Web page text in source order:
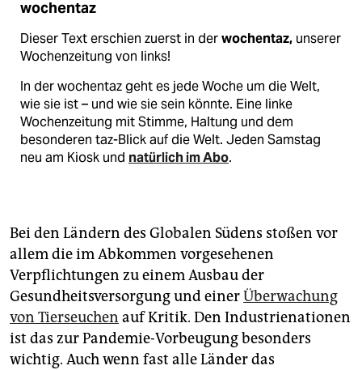
wochentaz
Dieser Text erschien zuerst in derwochentaz, unserer
Wochenzeitung von links!
In der wochentaz geht es jede Woche um die Welt,
wie sie ist – und wie sie sein könnte. Eine linke
Wochenzeitung mit Stimme, Haltung und dem
besonderen taz-Blick auf die Welt. Jeden Samstag
neu am Kiosk und natürlich im Abo.
Bei den Ländern des Globalen Südens stoßen vor
allem die im Abkommen vorgesehenen
Verpflichtungen zu einem Ausbau der
Gesundheitsversorgung und einerÜberwachung
von Tierseuchen auf Kritik. Den Industrienationen
ist das zur Pandemie-Vorbeugung besonders
wichtig. Auch wenn fast alle Länder das